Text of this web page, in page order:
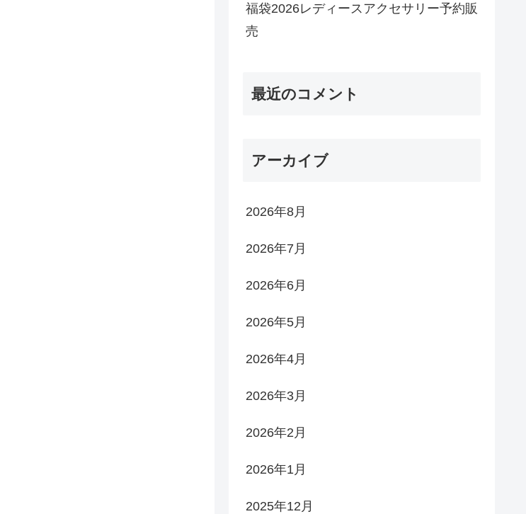
福袋2026レディースアクセサリー予約販
売
最近のコメント
アーカイブ
2026年8月
2026年7月
2026年6月
2026年5月
2026年4月
2026年3月
2026年2月
2026年1月
2025年12月